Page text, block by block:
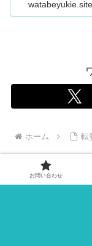
watabeyukie.site
ホーム 転
お問い合わせ